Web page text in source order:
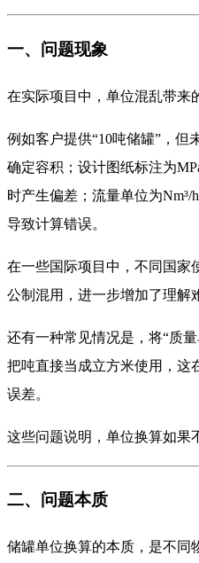
一、问题现象
在实际项目中，单位混乱带来
例如客户提供“10吨储罐”，但
确定容积；设计图纸标注为
时产生偏差；流量单位为Nm³/
导致计算错误。
在一些国际项目中，不同国家
公制混用，进一步增加了理解
还有一种常见情况是，将“质
把吨直接当成立方米使用，这
误差。
这些问题说明，单位换算如果
二、问题本质
储罐单位换算的本质，是不同